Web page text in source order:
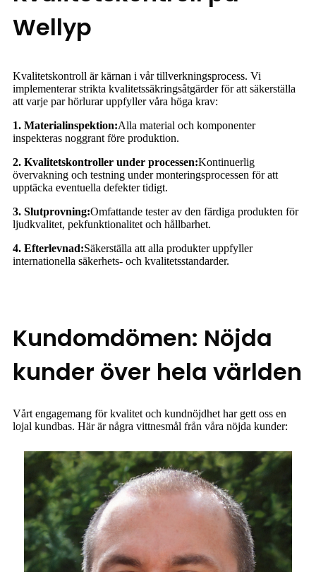
Wellyp
Kvalitetskontroll är kärnan i vår tillverkningsprocess. Vi
implementerar strikta kvalitetssäkringsåtgärder för att säkerställa
att varje par hörlurar uppfyller våra höga krav:
1. Materialinspektion:Alla material och komponenter
inspekteras noggrant före produktion.
2. Kvalitetskontroller under processen:Kontinuerlig
övervakning och testning under monteringsprocessen för att
upptäcka eventuella defekter tidigt.
3. Slutprovning:Omfattande tester av den färdiga produkten för
ljudkvalitet, pekfunktionalitet och hållbarhet.
4. Efterlevnad:Säkerställa att alla produkter uppfyller
internationella säkerhets- och kvalitetsstandarder.
Kundomdömen: Nöjda
kunder över hela världen
Vårt engagemang för kvalitet och kundnöjdhet har gett oss en
lojal kundbas. Här är några vittnesmål från våra nöjda kunder: